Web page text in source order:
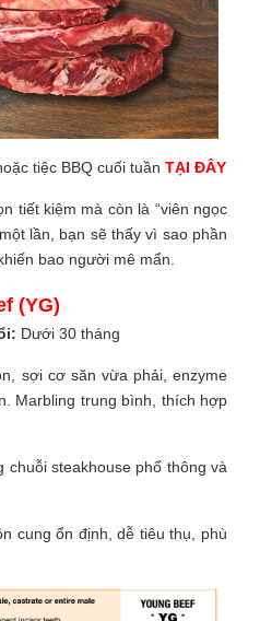
tiệc BBQ cuối tuần TẠI ĐÂY
tiết kiệm mà còn là “viên ngọc
lần, bạn sẽ thấy vì sao phần
bao người mê mẩn.
(YG)
Dưới 30 tháng
sợi cơ săn vừa phải, enzyme
Marbling trung bình, thích hợp
chuỗi steakhouse phổ thông và
cung ổn định, dễ tiêu thụ, phù